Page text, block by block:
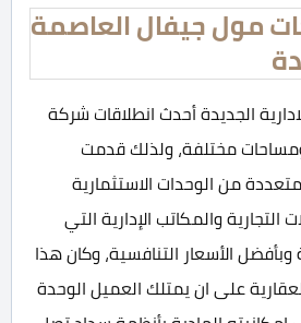
مول جيفال العاصمة
الجديدة أحدث انطلاقات شركة
مختلفة، ولذلك قدمت
من الوحدات الاستثمارية
والمكاتب الإدارية التي
الأسعار التنافسية، وكان هذا
على ان يمتلك العميل الوحدة